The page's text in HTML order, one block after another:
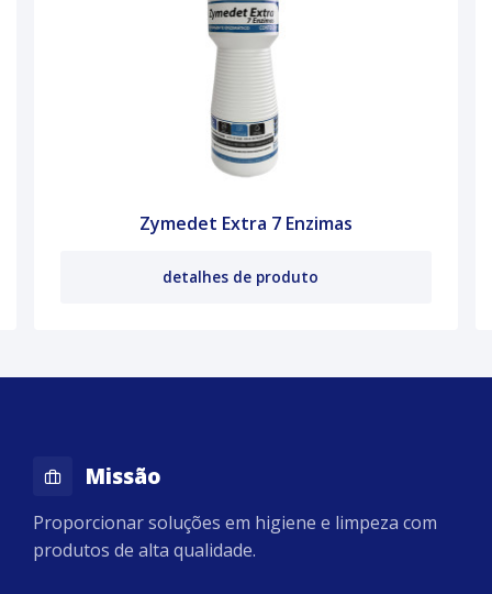
Zymedet Extra 7 Enzimas
detalhes de produto
Missão
Proporcionar soluções em higiene e limpeza com
produtos de alta qualidade.